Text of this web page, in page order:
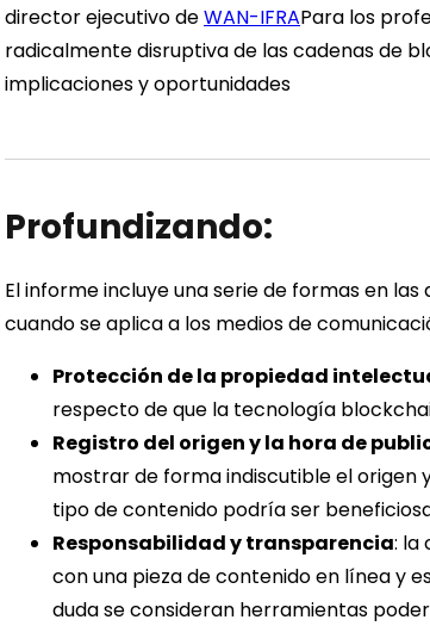
director ejecutivo deWAN-IFRAPara los
radicalmente disruptiva de las cadenas de
implicaciones y oportunidades
Profundizando:
El informe incluye una serie de formas en
cuando se aplica a los medios de
Protección de la propiedad
respecto de que la tecnología
Registro del origen y la hora de
mostrar de forma indiscutible el origen
tipo de contenido podría ser
Responsabilidad y transparencia: la
con una pieza de contenido en línea y
duda se consideran herramientas